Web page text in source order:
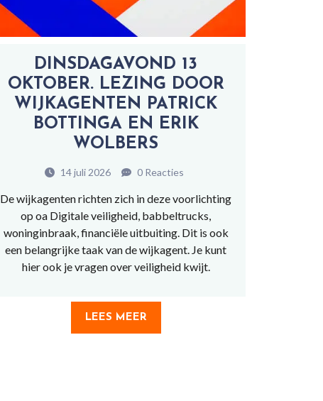
DINSDAGAVOND 13
OKTOBER. LEZING DOOR
WIJKAGENTEN PATRICK
BOTTINGA EN ERIK
WOLBERS
14 juli 2026 0 Reacties
De wijkagenten richten zich in deze voorlichting
op oa Digitale veiligheid, babbeltrucks,
woninginbraak, financiële uitbuiting. Dit is ook
een belangrijke taak van de wijkagent. Je kunt
hier ook je vragen over veiligheid kwijt.
LEES MEER